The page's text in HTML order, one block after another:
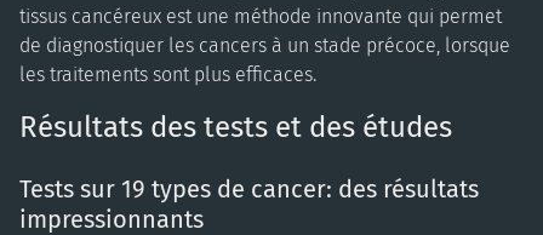
tissus cancéreux est une méthode innovante qui permet
de diagnostiquer les cancers à un stade précoce, lorsque
les traitements sont plus efficaces.
Résultats des tests et des études
Tests sur 19 types de cancer: des résultats
impressionnants